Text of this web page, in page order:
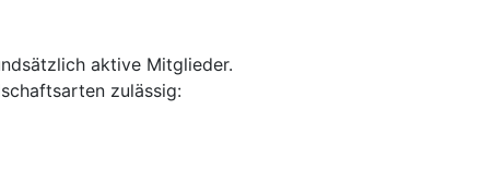
aktive Mitglieder.
zulässig: